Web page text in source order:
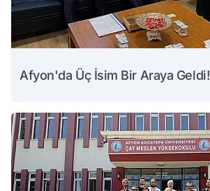
Afyon'da Üç İsim Bir Araya Geldi!